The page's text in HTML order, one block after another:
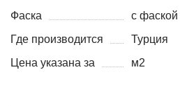
Фаска
с фаской
Где производится
Турция
Цена указана за
м2